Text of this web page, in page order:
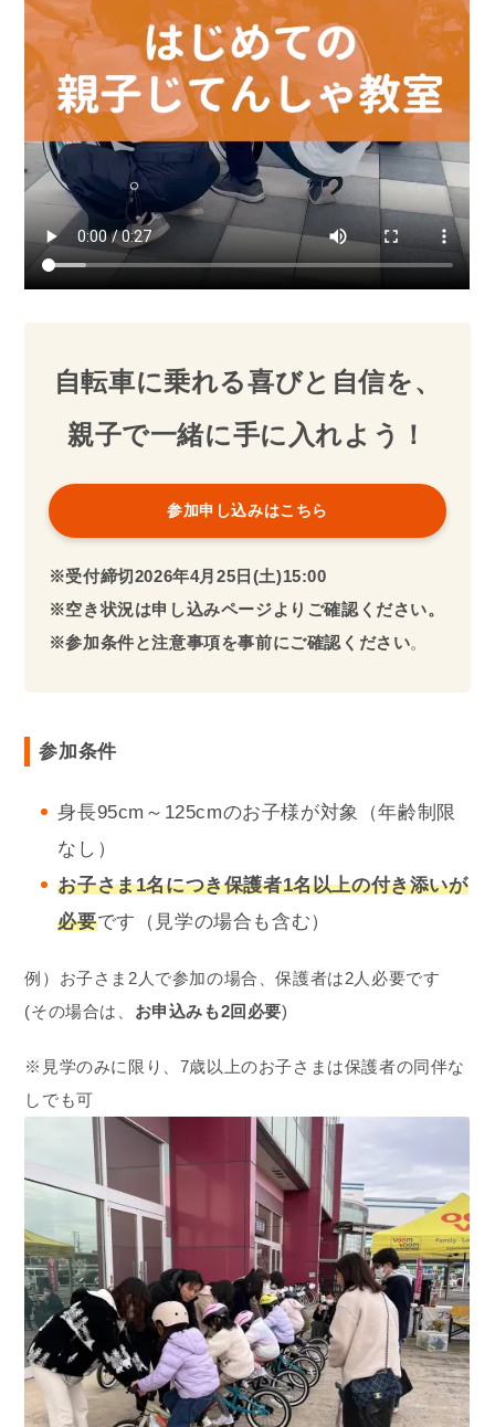
自転車に乗れる喜びと自信を、
親子で一緒に手に入れよう！
参加申し込みはこちら
※受付締切2026年4月25日(土)15:00
※空き状況は申し込みページよりご確認ください。
※参加条件と注意事項を事前にご確認ください。
参加条件
身長95cm～125cmのお子様が対象（年齢制限
なし）
お子さま1名につき保護者1名以上の付き添いが
必要です（見学の場合も含む）
例）お子さま2人で参加の場合、保護者は2人必要です
(その場合は、 お申込みも2回必要)
※見学のみに限り、7歳以上のお子さまは保護者の同伴な
しでも可